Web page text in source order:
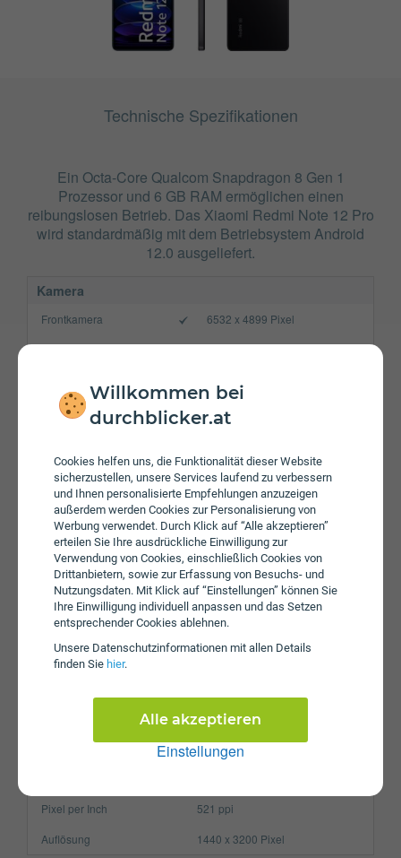
Willkommen bei
durchblicker.at
Cookies helfen uns, die Funktionalität dieser Website
sicherzustellen, unsere Services laufend zu verbessern
und Ihnen personalisierte Empfehlungen anzuzeigen
außerdem werden Cookies zur Personalisierung von
Werbung verwendet. Durch Klick auf “Alle akzeptieren”
erteilen Sie Ihre ausdrückliche Einwilligung zur
Verwendung von Cookies, einschließlich Cookies von
Drittanbietern, sowie zur Erfassung von Besuchs- und
Nutzungsdaten. Mit Klick auf “Einstellungen” können Sie
Ihre Einwilligung individuell anpassen und das Setzen
entsprechender Cookies ablehnen.
Unsere Daten­schutz­informationen mit allen Details
finden Sie hier.
Einstellungen
Alle akzeptieren
Technische Spezifikationen
Ein Octa-Core Qualcom Snapdragon 8 Gen 1
Prozessor und 6 GB RAM ermöglichen einen
reibungslosen Betrieb. Das Xiaomi Redmi Note 12 Pro
wird standardmäßig mit dem Betriebsystem Android
12.0 ausgeliefert.
Kamera
Frontkamera
6532 x 4899 Pixel
Hauptkamera
8165 x 6124 Pixel
Bluetooth
WLAN
a/​b/​g/​n/​ac/​ax
Gerät
Akku
4600 mAh
Speicherkarte
Betriebssystem
Android 12.0
Prozessor
Octa-Core
Arbeitsspeicher
6 GB
163.6 x 74.6 x 8.2 mm
205g
Pixel per Inch
521 ppi
Auflösung
1440 x 3200 Pixel